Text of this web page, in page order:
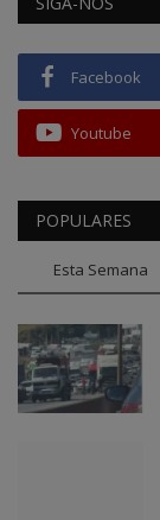
Facebook
Youtube
POPULARES
Esta Semana